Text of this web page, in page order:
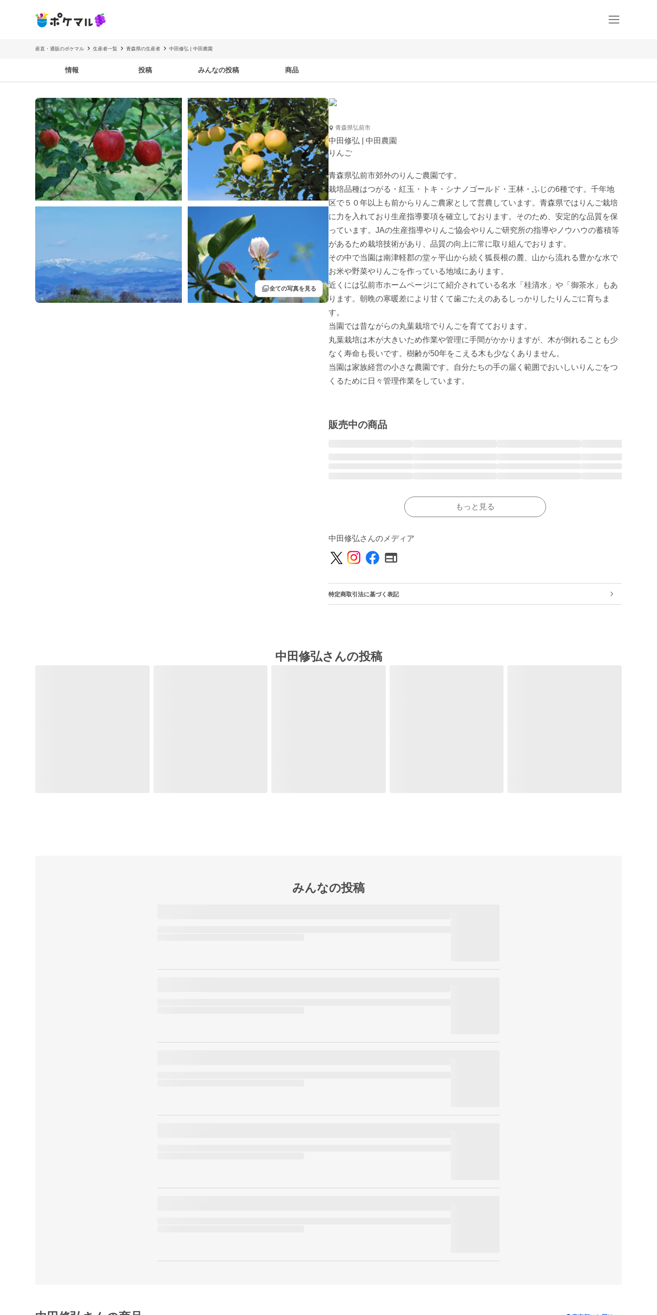
産直・通販のポケマル 生産者一覧 青森県の生産者 中田修弘 | 中田農園
情報 投稿 みんなの投稿 商品
filter全ての写真を見る
青森県弘前市
中田修弘 | 中田農園
りんご
青森県弘前市郊外のりんご農園です。
栽培品種はつがる・紅玉・トキ・シナノゴールド・王林・ふじの6種です。千年地
区で５０年以上も前からりんご農家として営農しています。青森県ではりんご栽培
に力を入れており生産指導要項を確立しております。そのため、安定的な品質を保
っています。JAの生産指導やりんご協会やりんご研究所の指導やノウハウの蓄積等
があるため栽培技術があり、品質の向上に常に取り組んでおります。
その中で当園は南津軽郡の堂ヶ平山から続く狐長根の麓、山から流れる豊かな水で
お米や野菜やりんごを作っている地域にあります。
近くには弘前市ホームページにて紹介されている名水「桂清水」や「御茶水」もあ
ります。朝晩の寒暖差により甘くて歯ごたえのあるしっかりしたりんごに育ちま
す。
当園では昔ながらの丸葉栽培でりんごを育てております。
丸葉栽培は木が大きいため作業や管理に手間がかかりますが、木が倒れることも少
なく寿命も長いです。樹齢が50年をこえる木も少なくありません。
当園は家族経営の小さな農園です。自分たちの手の届く範囲でおいしいりんごをつ
くるために日々管理作業をしています。
販売中の商品
もっと見る
中田修弘さんのメディア
特定商取引法に基づく表記
中田修弘さんの投稿
みんなの投稿